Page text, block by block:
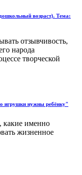
возраст). Тема:
отзывчивость,
народа
творческой
игрушки нужны ребёнку"
какие именно
жизненное